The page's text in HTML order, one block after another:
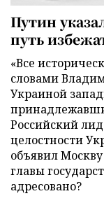
Путин
путь
«Все
словами
Украиной
Российский
целостности
объявил
главы
адресовано?